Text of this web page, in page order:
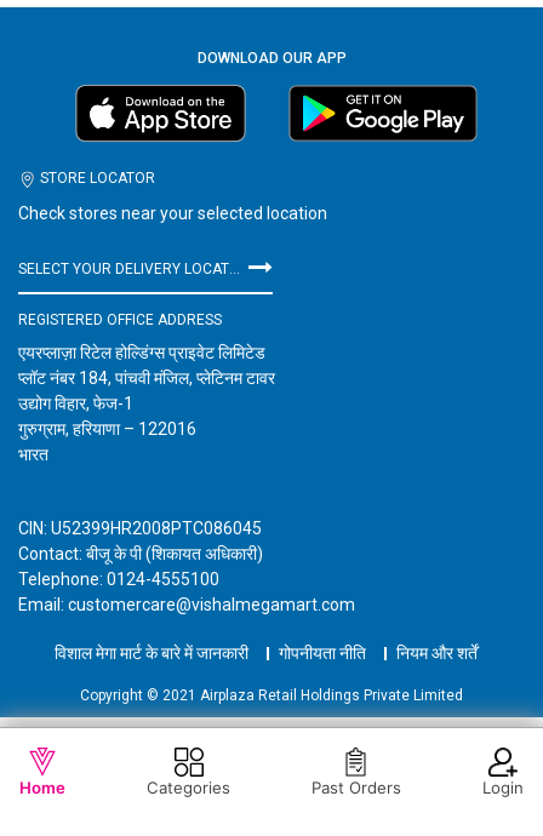
WISHLIST OUT OF STOCK
DOWNLOAD OUR APP
STORE LOCATOR
Check stores near your selected location
REGISTERED OFFICE ADDRESS
एयरप्लाज़ा रिटेल होल्डिंग्स प्राइवेट लिमिटेड
प्लॉट नंबर 184, पांचवी मंजिल, प्लेटिनम टावर
उद्योग विहार, फेज-1
गुरुग्राम, हरियाणा – 122016
भारत
CIN: U52399HR2008PTC086045
Contact: बीजू के पी (शिकायत अधिकारी)
Telephone: 0124-4555100
Email: customercare@vishalmegamart.com
विशाल मेगा मार्ट के बारे में जानकारी गोपनीयता नीति नियम और शर्तें
Copyright © 2021 Airplaza Retail Holdings Private Limited
Home Categories Past Orders Login